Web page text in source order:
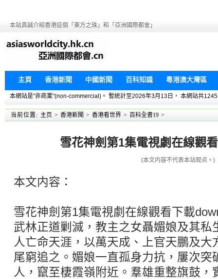
本站真誠介紹香港這個「東方之珠」和「亞洲國際都會」
主頁 香港新聞 中國新聞 百科知識 粵港澳大灣區
本網站是"非商業"(non-commercial)。 暫統計至2026年3月13日， 本網站共
当前位置: 主页 > 香港新聞 > 香港看世界 > 百科全書19 >
雪花神劍第1集電視劇在線觀
(本文内容不代表本站观点。)
本文内容：
雪花神劍第1集電視劇在線觀看下載
武林正道剿滅，教主之女聶媚娘及其私
人亡命天涯，以萬天成、上官天鵬及大
尾窮追之。媚娘一直孤身力抗，屢次突
人，竄至棲霞嶺附近。羣雄重整旗鼓，